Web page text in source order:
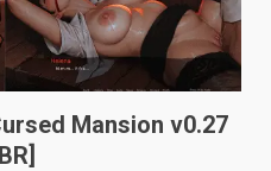
Mansion v0.27